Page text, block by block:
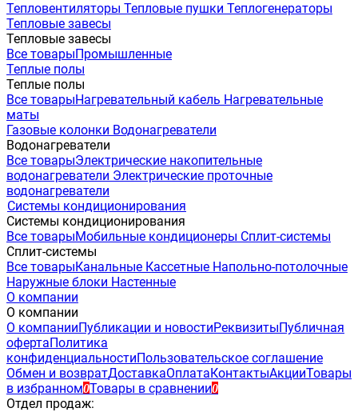
Тепловентиляторы Тепловые пушки Теплогенераторы
Тепловые завесы
Тепловые завесы
Все товарыПромышленные
Теплые полы
Теплые полы
Все товарыНагревательный кабель Нагревательные
маты
Газовые колонки Водонагреватели
Водонагреватели
Все товарыЭлектрические накопительные
водонагреватели Электрические проточные
водонагреватели
Системы кондиционирования
Системы кондиционирования
Все товарыМобильные кондиционеры Сплит-системы
Сплит-системы
Все товарыКанальные Кассетные Напольно-потолочные
Наружные блоки Настенные
О компании
О компании
О компанииПубликации и новостиРеквизитыПубличная
офертаПолитика
конфиденциальностиПользовательское соглашение
Обмен и возвратДоставкаОплатаКонтактыАкцииТовары
в избранном0Товары в сравнении0
Отдел продаж: